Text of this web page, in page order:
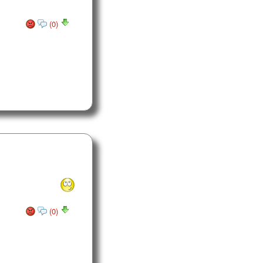
(0)
(0)